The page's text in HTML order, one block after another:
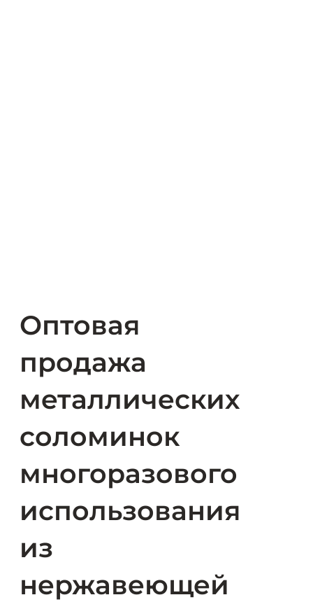
Оптовая
продажа
металлических
соломинок
многоразового
использования
из
нержавеющей